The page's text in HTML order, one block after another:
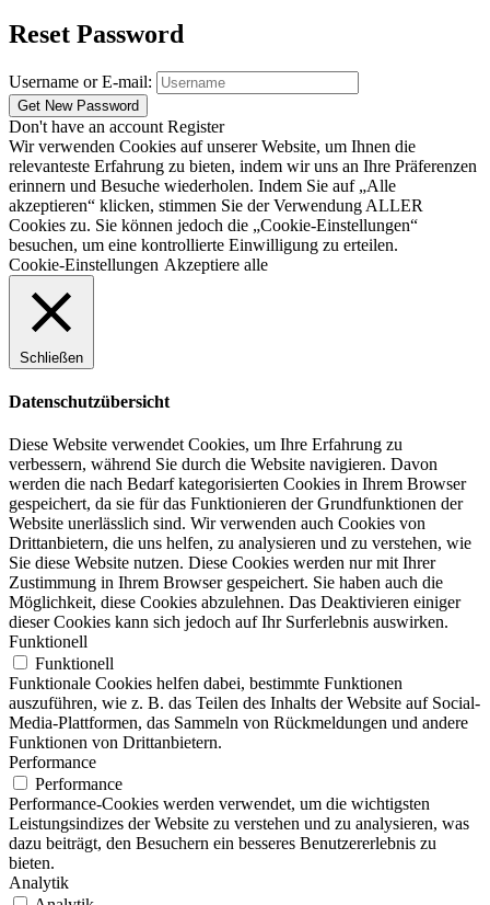
Reset Password
Username or E-mail:
Don't have an account Register
Wir verwenden Cookies auf unserer Website, um Ihnen die
relevanteste Erfahrung zu bieten, indem wir uns an Ihre Präferenzen
erinnern und Besuche wiederholen. Indem Sie auf „Alle
akzeptieren“ klicken, stimmen Sie der Verwendung ALLER
Cookies zu. Sie können jedoch die „Cookie-Einstellungen“
besuchen, um eine kontrollierte Einwilligung zu erteilen.
Cookie-Einstellungen Akzeptiere alle
Schließen
Datenschutzübersicht
Diese Website verwendet Cookies, um Ihre Erfahrung zu
verbessern, während Sie durch die Website navigieren. Davon
werden die nach Bedarf kategorisierten Cookies in Ihrem Browser
gespeichert, da sie für das Funktionieren der Grundfunktionen der
Website unerlässlich sind. Wir verwenden auch Cookies von
Drittanbietern, die uns helfen, zu analysieren und zu verstehen, wie
Sie diese Website nutzen. Diese Cookies werden nur mit Ihrer
Zustimmung in Ihrem Browser gespeichert. Sie haben auch die
Möglichkeit, diese Cookies abzulehnen. Das Deaktivieren einiger
dieser Cookies kann sich jedoch auf Ihr Surferlebnis auswirken.
Funktionell
Funktionell
Funktionale Cookies helfen dabei, bestimmte Funktionen
auszuführen, wie z. B. das Teilen des Inhalts der Website auf Social-
Media-Plattformen, das Sammeln von Rückmeldungen und andere
Funktionen von Drittanbietern.
Performance
Performance
Performance-Cookies werden verwendet, um die wichtigsten
Leistungsindizes der Website zu verstehen und zu analysieren, was
dazu beiträgt, den Besuchern ein besseres Benutzererlebnis zu
bieten.
Analytik